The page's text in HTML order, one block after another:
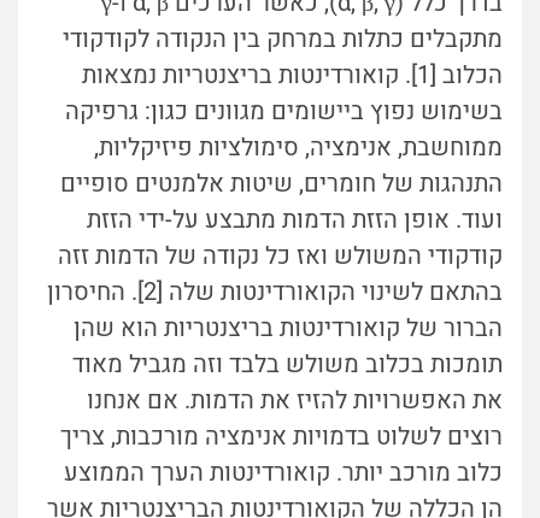
מתקבלים כתלות במרחק בין הנקודה לקודקודי
הכלוב [1]. קואורדינטות בריצנטריות נמצאות
בשימוש נפוץ ביישומים מגוונים כגון: גרפיקה
ממוחשבת, אנימציה, סימולציות פיזיקליות,
התנהגות של חומרים, שיטות אלמנטים סופיים
ועוד. אופן הזזת הדמות מתבצע על-ידי הזזת
קודקודי המשולש ואז כל נקודה של הדמות זזה
בהתאם לשינוי הקואורדינטות שלה [2]. החיסרון
הברור של קואורדינטות בריצנטריות הוא שהן
תומכות בכלוב משולש בלבד וזה מגביל מאוד
את האפשרויות להזיז את הדמות. אם אנחנו
רוצים לשלוט בדמויות אנימציה מורכבות, צריך
כלוב מורכב יותר. קואורדינטות הערך הממוצע
הן הכללה של הקואורדינטות הבריצנטריות אשר